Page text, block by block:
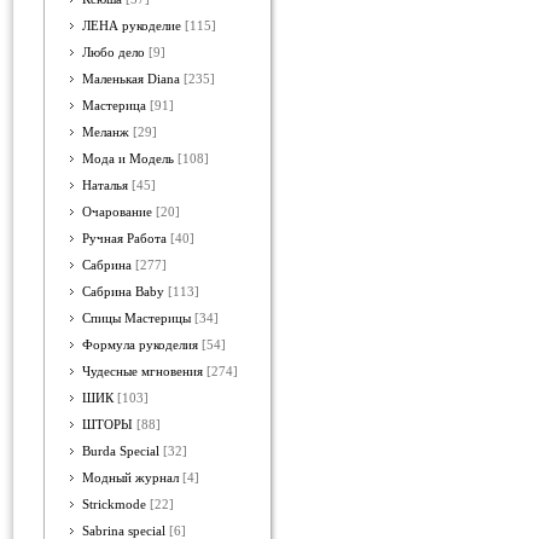
ЛЕНА рукоделие [115]
Любо дело [9]
Маленькая Diana [235]
Мастерица [91]
Меланж [29]
Мода и Модель [108]
Наталья [45]
Очарование [20]
Ручная Работа [40]
Сабрина [277]
Сабрина Baby [113]
Спицы Мастерицы [34]
Формула рукоделия [54]
Чудесные мгновения [274]
ШИК [103]
ШТОРЫ [88]
Burda Special [32]
Модный журнал [4]
Strickmode [22]
Sabrina special [6]